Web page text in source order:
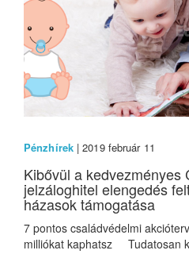
Pénzhírek| 2019 február 11
Kibővül a kedvezményes
jelzáloghitel elengedés
házasok támogatása
7 pontos családvédelmi
milliókat kaphatsz Tudatosan